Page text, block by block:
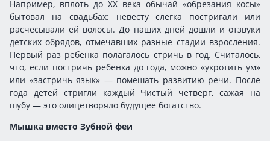
Например, вплоть до XX века обычай «обрезания косы»
бытовал на свадьбах: невесту слегка постригали или
расчесывали ей волосы. До наших дней дошли и отзвуки
детских обрядов, отмечавших разные стадии взросления.
Первый раз ребенка полагалось стричь в год. Считалось,
что, если постричь ребенка до года, можно «укротить ум»
или «застричь язык» — помешать развитию речи. После
года детей стригли каждый Чистый четверг, сажая на
шубу — это олицетворяло будущее богатство.
Мышка вместо Зубной феи